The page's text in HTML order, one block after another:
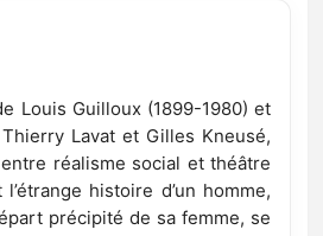
Louis Guilloux (1899-1980) et
Lavat et Gilles Kneusé,
réalisme social et théâtre
l’étrange histoire d’un homme,
précipité de sa femme, se